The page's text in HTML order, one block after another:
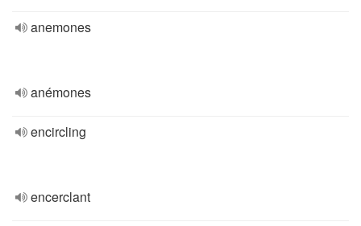
anemones
anémones
encircling
encerclant